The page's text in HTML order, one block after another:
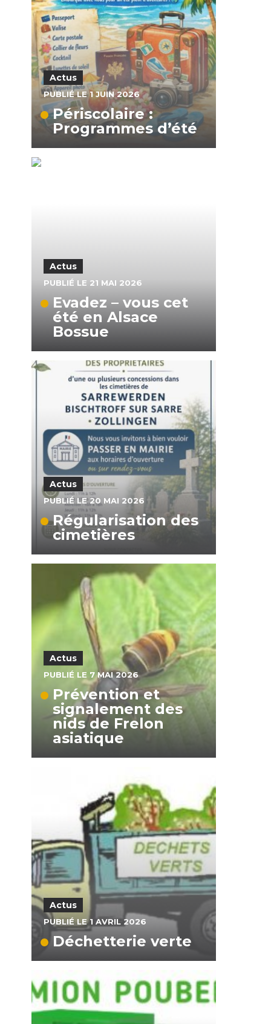
Actus
PUBLIÉ LE 1 JUIN 2026
Périscolaire :
Programmes d’été
Actus
PUBLIÉ LE 21 MAI 2026
Evadez – vous cet
été en Alsace
Bossue
Actus
PUBLIÉ LE 20 MAI 2026
Régularisation des
cimetières
Actus
PUBLIÉ LE 7 MAI 2026
Prévention et
signalement des
nids de Frelon
asiatique
Actus
PUBLIÉ LE 1 AVRIL 2026
Déchetterie verte